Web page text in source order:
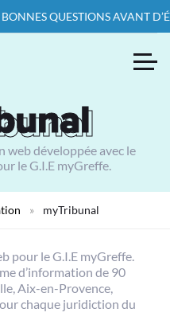
QUESTIONS AVANT
web développée avec le
le G.I.E myGreffe.
» myTribunal
pour le G.I.E myGreffe.
d’information de 90
Aix-en-Provence,
chaque juridiction du